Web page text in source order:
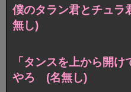
僕のタラン君とチュ
無し)
「タンスを上から開
やろ (名無し)